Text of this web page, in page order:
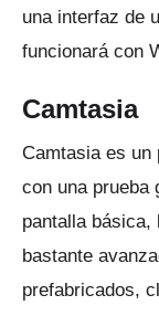
una interfaz de
funcionará con
Camtasia
Camtasiaes un
con una prueba
pantalla básica,
bastante
prefabricados,